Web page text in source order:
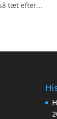
tæt efter...